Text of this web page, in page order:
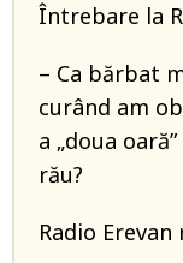
Întrebare la
– Ca bărbat
curând am
a „doua
rău?
Radio Erevan